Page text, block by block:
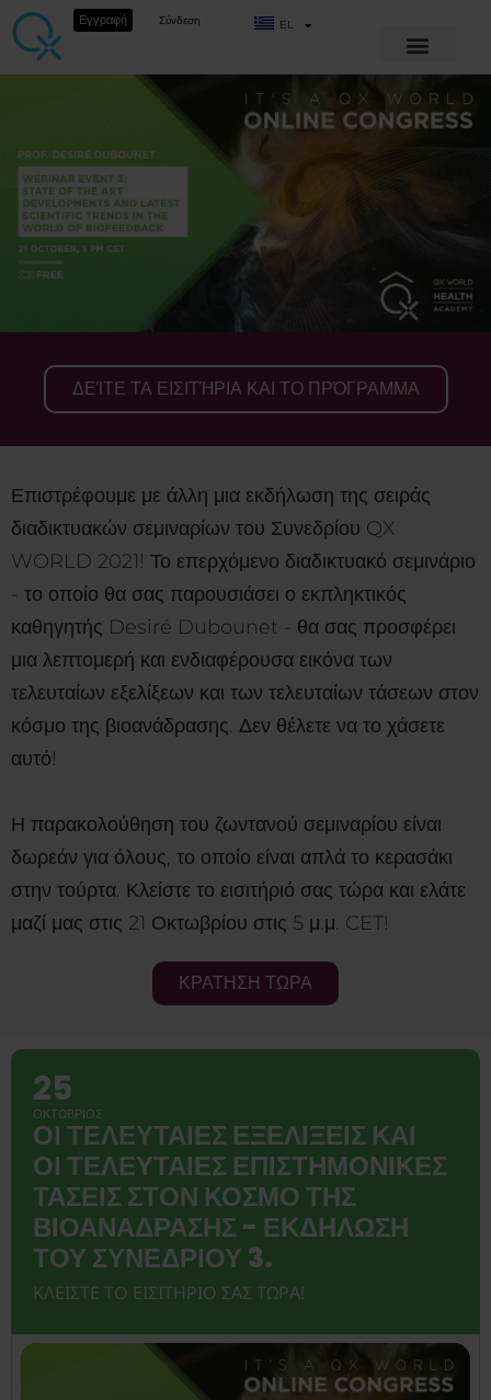
Εγγραφή Σύνδεση EL
ΔΕΊΤΕ ΤΑ ΕΙΣΙΤΉΡΙΑ ΚΑΙ ΤΟ ΠΡΌΓΡΑΜΜΑ
Επιστρέφουμε με άλλη μια εκδήλωση της σειράς
διαδικτυακών σεμιναρίων του Συνεδρίου QX
WORLD 2021! Το επερχόμενο διαδικτυακό σεμινάριο
- το οποίο θα σας παρουσιάσει ο εκπληκτικός
καθηγητής Desiré Dubounet - θα σας προσφέρει
μια λεπτομερή και ενδιαφέρουσα εικόνα των
τελευταίων εξελίξεων και των τελευταίων τάσεων στον
κόσμο της βιοανάδρασης. Δεν θέλετε να το χάσετε
αυτό!
Η παρακολούθηση του ζωντανού σεμιναρίου είναι
δωρεάν για όλους, το οποίο είναι απλά το κερασάκι
στην τούρτα. Κλείστε το εισιτήριό σας τώρα και ελάτε
μαζί μας στις 21 Οκτωβρίου στις 5 μ.μ. CET!
ΚΡΑΤΗΣΗ ΤΩΡΑ
25
ΟΚΤΏΒΡΙΟΣ
ΟΙ ΤΕΛΕΥΤΑΊΕΣ ΕΞΕΛΊΞΕΙΣ ΚΑΙ
ΟΙ ΤΕΛΕΥΤΑΊΕΣ ΕΠΙΣΤΗΜΟΝΙΚΈΣ
ΤΆΣΕΙΣ ΣΤΟΝ ΚΌΣΜΟ ΤΗΣ
ΒΙΟΑΝΆΔΡΑΣΗΣ - ΕΚΔΉΛΩΣΗ
ΤΟΥ ΣΥΝΕΔΡΊΟΥ 3.
ΚΛΕΊΣΤΕ ΤΟ ΕΙΣΙΤΉΡΙΌ ΣΑΣ ΤΏΡΑ!